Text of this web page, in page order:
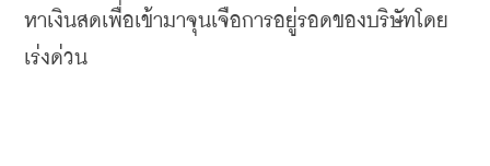
หาเงินสดเพื่อเข้ามาจุนเจือการอยู่รอดของบริษัทโดย
เร่งด่วน